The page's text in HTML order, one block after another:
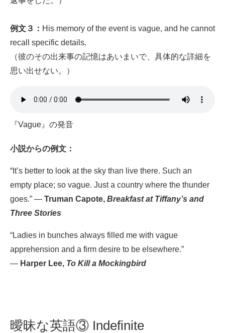
例文３： His memory of the event is vague, and he cannot
recall specific details.
（彼のその出来事の記憶はあいまいで、具体的な詳細を
思い出せない。）
『Vague』の発音
小説からの例文：
“It’s better to look at the sky than live there. Such an
empty place; so vague. Just a country where the thunder
goes.” — Truman Capote, Breakfast at Tiffany’s and
Three Stories
“Ladies in bunches always filled me with vague
apprehension and a firm desire to be elsewhere.”
— Harper Lee, To Kill a Mockingbird
曖昧な英語③ Indefinite